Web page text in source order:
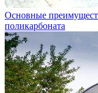
Основные
поликарбоната